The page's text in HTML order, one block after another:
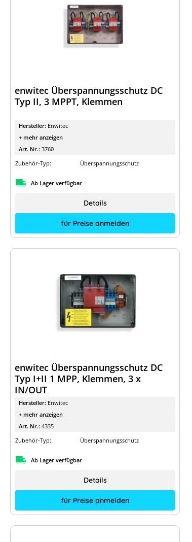
enwitec Überspannungsschutz DC
Typ II, 3 MPPT, Klemmen
Hersteller: Enwitec
+ mehr anzeigen
Art. Nr.: 3760
Zubehör-Typ:
Überspannungsschutz
Ab Lager verfügbar
für Preise anmelden
Details
enwitec Überspannungsschutz DC
Typ I+II 1 MPP, Klemmen, 3 x
IN/OUT
Hersteller: Enwitec
+ mehr anzeigen
Art. Nr.: 4335
Zubehör-Typ:
Überspannungsschutz
Ab Lager verfügbar
für Preise anmelden
Details